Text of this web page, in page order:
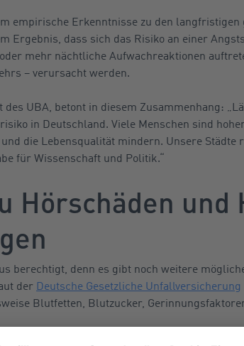
empirische Erkenntnisse zu den
Ergebnis, dass sich das Risiko an einer
mehr nächtliche Aufwachreaktionen
– verursacht werden.
UBA, betont in diesem Zusammenhang:
in Deutschland. Viele Menschen sind
die Lebensqualität mindern. Unsere
für Wissenschaft und Politik.“
Hörschäden
berechtigt, denn es gibt noch weitere
der Deutsche Gesetzliche Unfallversicherung
Blutfetten, Blutzucker,
Erkrankungen wie arteriosklerotische